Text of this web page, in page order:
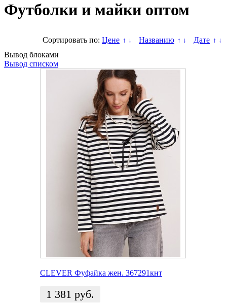
Футболки и майки оптом
Сортировать по: Цене ↑ ↓ Названию ↑ ↓ Дате ↑ ↓
Вывод блоками
Вывод списком
CLEVER Фуфайка жен. 367291кнт
1 381 руб.